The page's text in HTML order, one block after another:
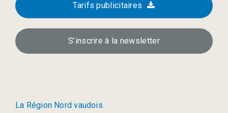
Tarifs publicitaires
S’inscrire à la newsletter
La Région Nord vaudois